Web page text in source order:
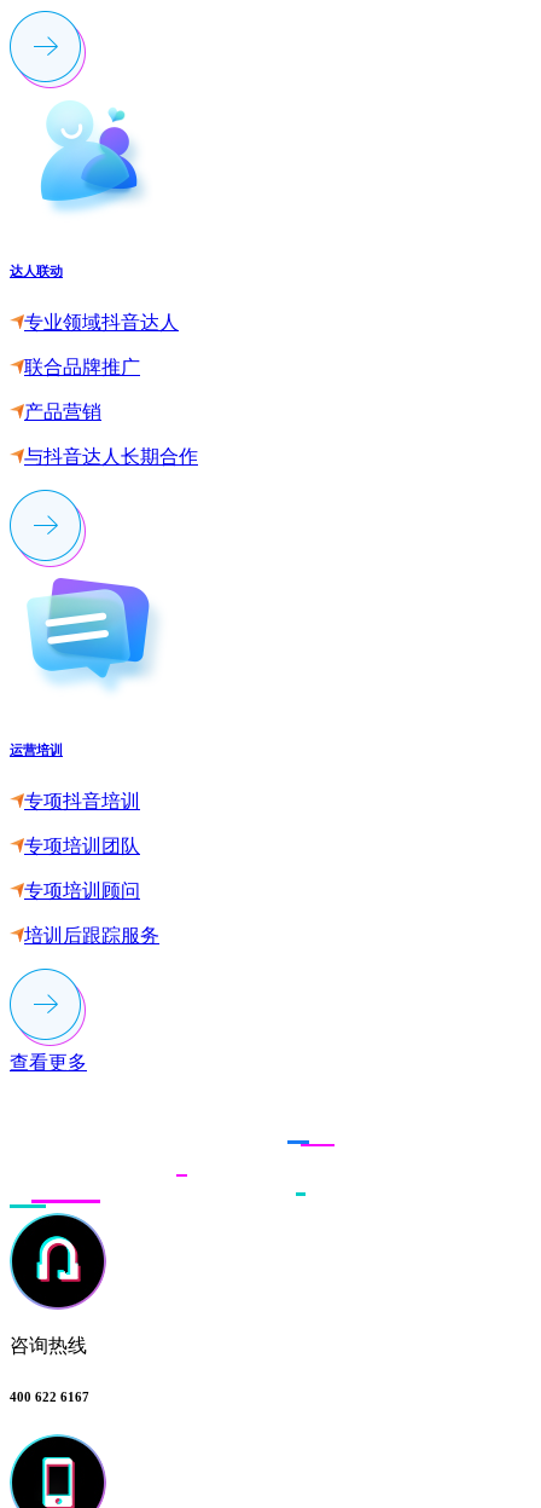
达人联动
专业领域抖音达人
联合品牌推广
产品营销
与抖音达人长期合作
运营培训
专项抖音培训
专项培训团队
专项培训顾问
培训后跟踪服务
查看更多
咨询热线
400 622 6167